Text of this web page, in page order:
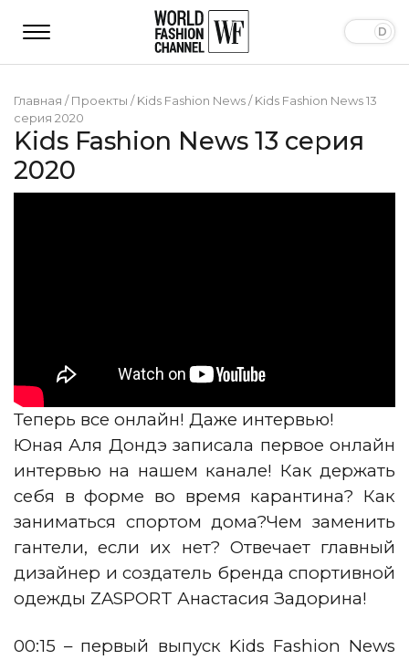
Главная /Проекты /Kids Fashion News/Kids Fashion News 13
серия 2020
Kids Fashion News 13 серия
2020
Теперь все онлайн! Даже интервью!
Юная Аля Дондэ записала первое онлайн
интервью на нашем канале! Как держать
себя вформе во время карантина? Как
заниматься спортом дома?Чем заменить
гантели, если их нет? Отвечает главный
дизайнер и создатель бренда спортивной
одежды ZASPORT Анастасия Задорина!
00:15 – первый выпуск Kids Fashion News